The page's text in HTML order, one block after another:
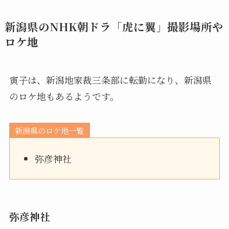
新潟県のNHK朝ドラ「虎に翼」撮影場所や
ロケ地
寅子は、新潟地家裁三条部に転勤になり、新潟県
のロケ地もあるようです。
新潟県のロケ地一覧
弥彦神社
弥彦神社